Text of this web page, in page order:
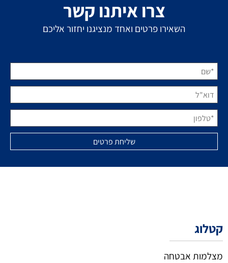
צרו איתנו קשר
השאירו פרטים ואחד מנציגנו יחזור אליכם
קטלוג
מצלמות אבטחה